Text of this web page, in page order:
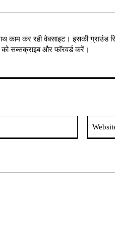
कर रही वेबसाइट। इसकी ग्राउंड
सब्सक्राइब और फॉरवर्ड करें।